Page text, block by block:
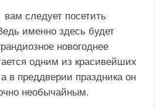
следует посетить
именно здесь будет
новогоднее
одним из красивейших
в преддверии праздника он
необычайным.